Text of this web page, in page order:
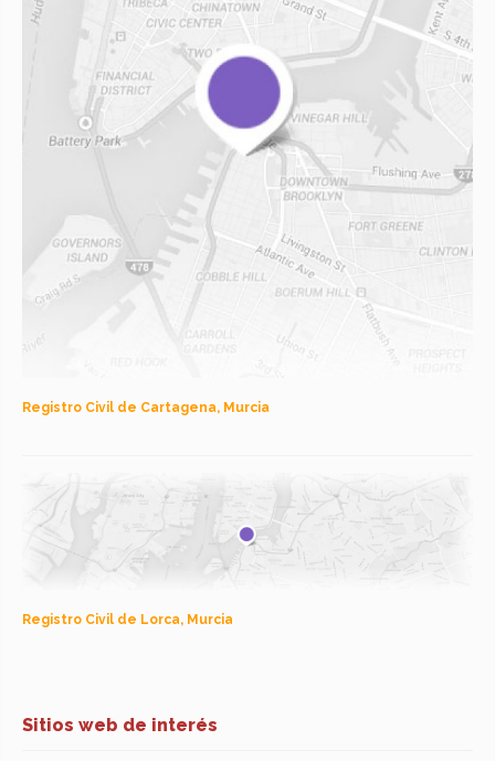
Registro Civil de Cartagena, Murcia
Registro Civil de Lorca, Murcia
Sitios web de interés